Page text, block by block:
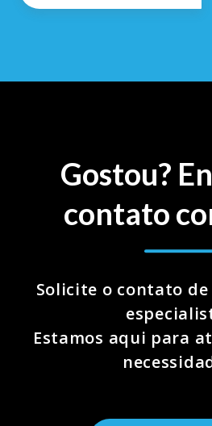
Gostou?
contato
Solicite o contato
Estamos aqui para